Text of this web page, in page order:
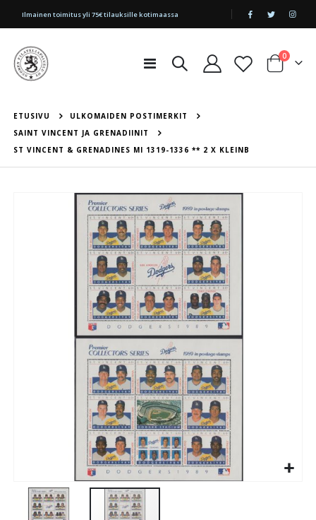
|
Ilmainen toimitus yli 75€ tilauksille kotimaassa
Toggle
Cart
0tuotetta
ETUSIVU
ULKOMAIDEN POSTIMERKIT
SAINT VINCENT JA GRENADIINIT
ST VINCENT & GRENADINES MI 1319-1336 ** 2 X KLEINB